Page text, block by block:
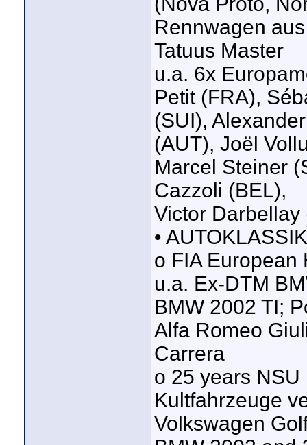
Rennwagen
Tatuus Master
u.a. 6x
Petit (FRA),
(SUI),
(AUT), Joël
Marcel Steiner
Cazzoli (BEL),
Victor Darbellay
•
o FIA
u.a. Ex-DTM
BMW 2002 TI;
Alfa Romeo
Carrera
o 25 years
Kultfahrzeuge
Volkswagen